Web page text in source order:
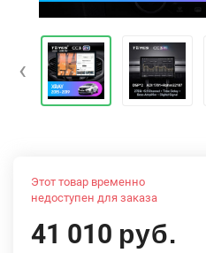
‹
Этот товар временно
недоступен для заказа
41 010 руб.